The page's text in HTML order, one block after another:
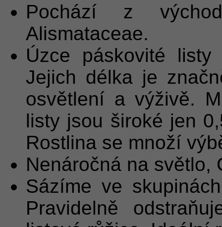
Pochází z
Alismataceae.
Úzce páskovité
Jejich délka je
osvětlení a výživě.
listy jsou široké jen
Rostlina se množí
Nenáročná na světlo,
Sázíme ve
Pravidelně